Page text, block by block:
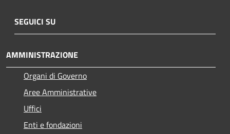
SEGUICI SU
AMMINISTRAZIONE
Organi di Governo
Aree Amministrative
Uffici
Enti e fondazioni